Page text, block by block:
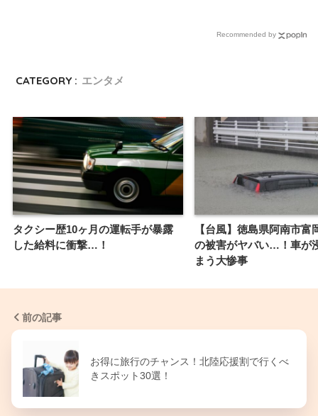
Recommended by
CATEGORY : エンタメ
タクシー歴10ヶ月の運転手が暴露
した給料に衝撃…！
【台風】徳島県阿南市富
の被害がヤバい…！車が
まう大惨事
前の記事
お得に旅行のチャンス！北陸応援割で行くべ
きスポット30選！